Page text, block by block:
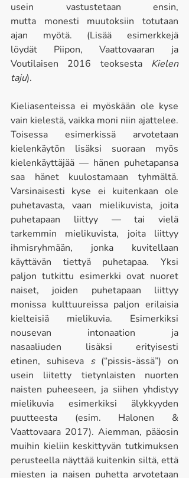
usein vastustetaan ensin,
mutta monesti muutoksiin totutaan
ajan myötä. (Lisää esimerkkejä
löydät Piipon, Vaattovaaran ja
Voutilaisen 2016 teoksesta Kielen
taju).
Kieliasenteissa ei myöskään ole kyse
vain kielestä, vaikka moni niin ajattelee.
Toisessa esimerkissä arvotetaan
kielenkäytön lisäksi suoraan myös
kielenkäyttäjää — hänen puhetapansa
saa hänet kuulostamaan tyhmältä.
Varsinaisesti kyse ei kuitenkaan ole
puhetavasta, vaan mielikuvista, joita
puhetapaan liittyy — tai vielä
tarkemmin mielikuvista, joita liittyy
ihmisryhmään, jonka kuvitellaan
käyttävän tiettyä puhetapaa. Yksi
paljon tutkittu esimerkki ovat nuoret
naiset, joiden puhetapaan liittyy
monissa kulttuureissa paljon erilaisia
kielteisiä mielikuvia. Esimerkiksi
nousevan intonaation ja
nasaaliuden lisäksi erityisesti
etinen, suhiseva s (“pissis-ässä”) on
usein liitetty tietynlaisten nuorten
naisten puheeseen, ja siihen yhdistyy
mielikuvia esimerkiksi älykkyyden
puutteesta (esim. Halonen &
Vaattovaara 2017). Aiemman, pääosin
muihin kieliin keskittyvän tutkimuksen
perusteella näyttää kuitenkin siltä, että
miesten ja naisen puhetta arvotetaan